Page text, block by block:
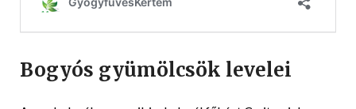
Bogyós gyümölcsök levelei